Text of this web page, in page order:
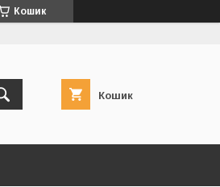
Кошик
Кошик